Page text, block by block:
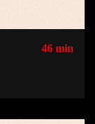
46 min